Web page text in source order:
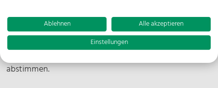
haben wir in kurzer Zeit wertvolle Kontakte aufgebaut
und unsere ersten Projekte erfolgreich umgesetzt. Der
Fokus liegt dabei auf See- und Luftfrachtlösungen, die
abstimmen.
Ablehnen
Alle akzeptieren
Einstellungen